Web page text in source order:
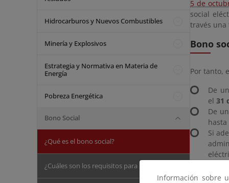
Hidrocarburos y Nuevos Combustibles
Minería y Explosivos
Estrategia y Normativa en Materia de
Energía
Pobreza Energética
Bono Social
¿Qué es el bono social?
¿Cuáles son los requisitos para solicitarlo?
5 de
social
través
Bono
Por tanto,
De un
el 31
De
hasta
Si
Bono
Información sobre